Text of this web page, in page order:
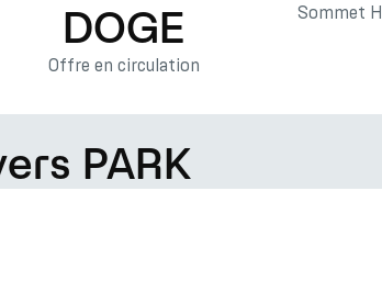
DOGE
Offre en circulation
Sommet
PARK